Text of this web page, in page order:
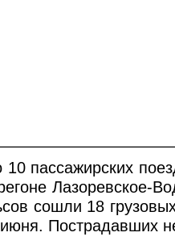
10 пассажирских
Лазоревское-
сошли 18
Пострадавших